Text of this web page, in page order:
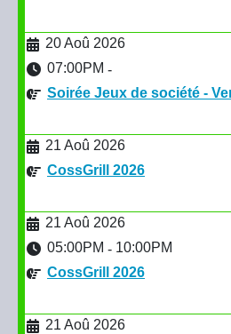
20 Aoû 2026
07:00PM -
Soirée Jeux de société -
21 Aoû 2026
CossGrill 2026
21 Aoû 2026
05:00PM - 10:00PM
CossGrill 2026
21 Aoû 2026